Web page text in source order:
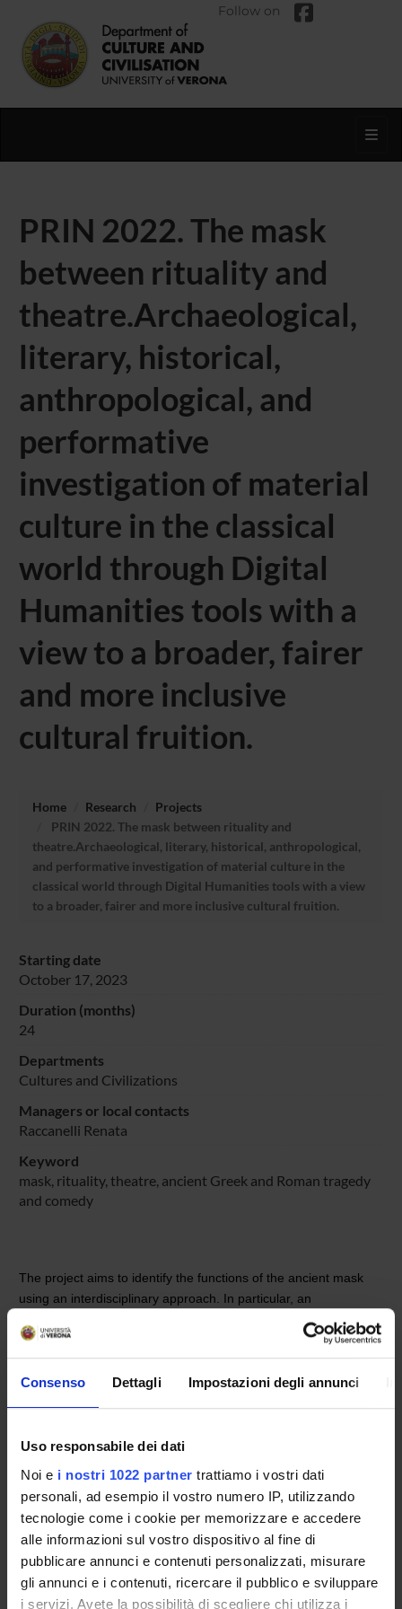
Consenso Dettagli Impostazioni degli annunci
Uso responsabile dei dati
Noi e i nostri 1022 partner trattiamo i vostri dati
personali, ad esempio il vostro numero IP, utilizzando
tecnologie come i cookie per memorizzare e accedere
alle informazioni sul vostro dispositivo al fine di
pubblicare annunci e contenuti personalizzati, misurare
gli annunci e i contenuti, ricercare il pubblico e sviluppare
i servizi. Avete la possibilità di scegliere chi utilizza i
Follow on
PRIN 2022. The mask
between rituality and
theatre.Archaeological,
literary, historical,
anthropological, and
performative
investigation of material
culture in the classical
world through Digital
Humanities tools with a
view to a broader, fairer
and more inclusive
cultural fruition.
Home Research
Projects
PRIN 2022. The mask between rituality and
theatre.Archaeological, literary, historical, anthropological,
and performative investigation of material culture in the
classical world through Digital Humanities tools with a view
to a broader, fairer and more inclusive cultural fruition.
Starting date
October 17, 2023
Duration (months)
24
Departments
Cultures and Civilizations
Managers or local contacts
Raccanelli Renata
Keyword
mask, rituality, theatre, ancient Greek and Roman tragedy
and comedy
The project aims to identify the functions of the ancient mask
using an interdisciplinary approach. In particular, an
investigation into the theatrical mask will be conducted in the
context of the anthropology of the stage gesture, based on
Roman literary evidence (especially Plautine) and their
relationship with the corresponding Greek models. The products
of two shows to be represented, concurrently with the opening
Research on classical theatre may also be linked to research on
modern and contemporary theatre.